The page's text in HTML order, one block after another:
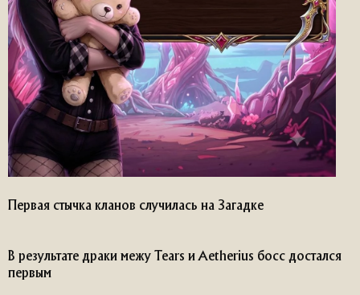
Первая стычка кланов случилась на Загадке
В результате драки межу Tears и Aetherius босс достался
первым